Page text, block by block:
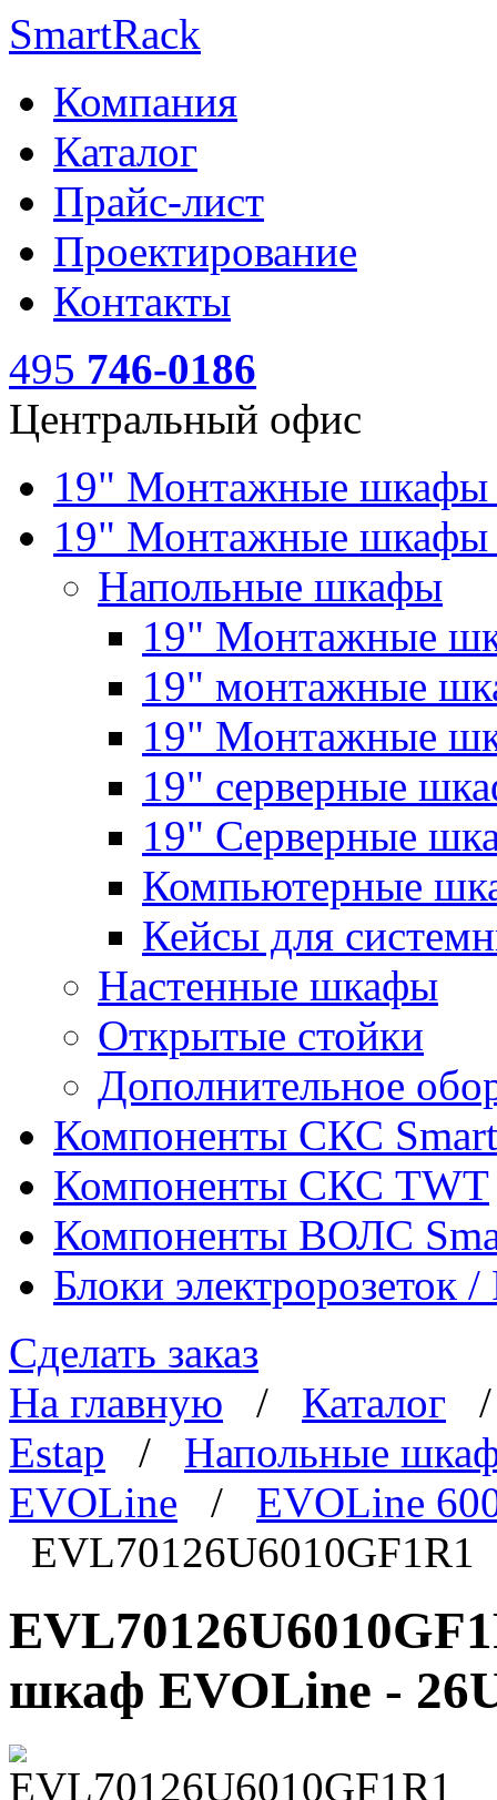
SmartRack
Компания
Каталог
Прайс-лист
Проектирование
Контакты
495 746-0186
Центральный офис
19" Монтажные
19" Монтажные шкафы
Напольные шкафы
19" Монтажные
19" монтажные
19" Монтажные
19" серверные
19" Серверные
Компьютерные
Кейсы для
Настенные шкафы
Открытые стойки
Дополнительное
Компоненты СКС
Компоненты СКС TWT
Компоненты ВОЛС
Блоки электророзеток
Сделать заказ
На главную / Каталог
Estap / Напольные
EVOLine / EVOLine
EVL70126U6010GF1R1
шкаф EVOLine -